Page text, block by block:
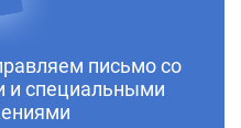
письмо со
и специальными